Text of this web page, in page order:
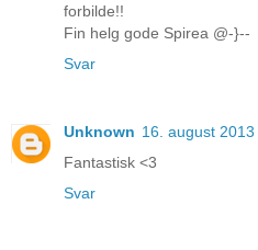
forbilde!!
Fin helg gode Spirea @-}--
Svar
Unknown 16. august
Fantastisk <3
Svar